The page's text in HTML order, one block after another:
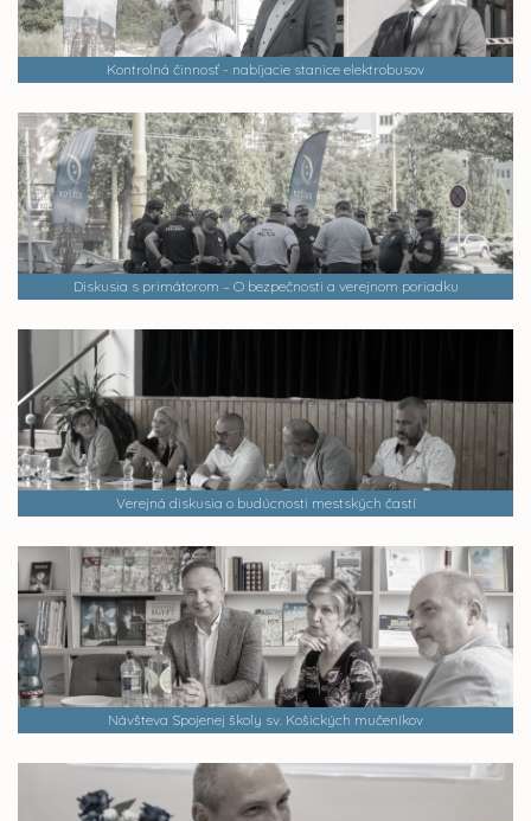
Kontrolná činnosť - nabíjacie stanice elektrobusov
Diskusia s primátorom – O bezpečnosti a verejnom poriadku
Verejná diskusia o budúcnosti mestských častí
Návšteva Spojenej školy sv. Košických mučeníkov